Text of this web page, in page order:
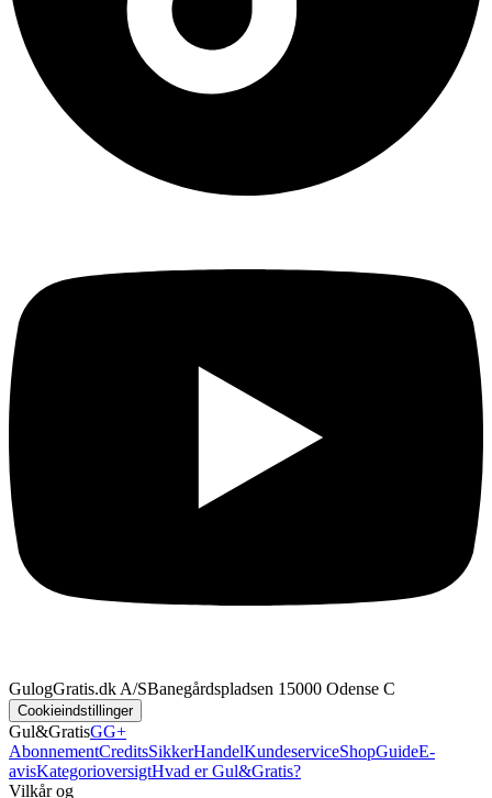
GulogGratis.dk A/SBanegårdspladsen 1 5000 Odense C
Cookieindstillinger
Gul&GratisGG+
AbonnementCreditsSikkerHandelKundeserviceShopGuideE-
avisKategorioversigtHvad er Gul&Gratis?
Vilkår og